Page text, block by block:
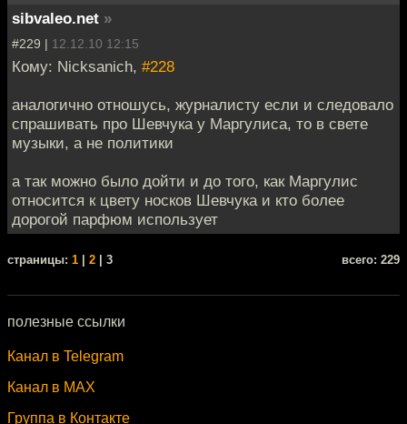
sibvaleo.net »
#229 | 12.12.10 12:15
Кому: Nicksanich, #228
аналогично отношусь, журналисту если и следовало
спрашивать про Шевчука у Маргулиса, то в свете
музыки, а не политики
а так можно было дойти и до того, как Маргулис
относится к цвету носков Шевчука и кто более
дорогой парфюм использует
cтраницы: 1 2 | 3 всего: 229
полезные ссылки
Канал в Telegram
Канал в MAX
Группа в Контакте